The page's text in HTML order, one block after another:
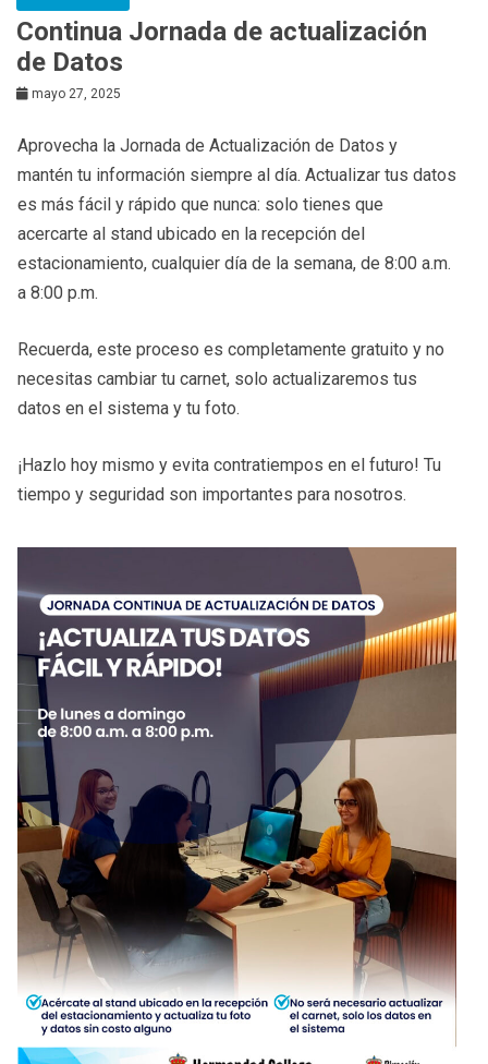
Continua Jornada de actualización
de Datos
mayo 27, 2025
Aprovecha la Jornada de Actualización de Datos y
mantén tu información siempre al día. Actualizar tus datos
es más fácil y rápido que nunca: solo tienes que
acercarte al stand ubicado en la recepción del
estacionamiento, cualquier día de la semana, de 8:00 a.m.
a 8:00 p.m.
Recuerda, este proceso es completamente gratuito y no
necesitas cambiar tu carnet, solo actualizaremos tus
datos en el sistema y tu foto.
¡Hazlo hoy mismo y evita contratiempos en el futuro! Tu
tiempo y seguridad son importantes para nosotros.